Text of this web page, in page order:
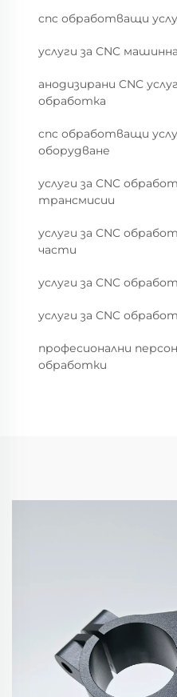
cnc обработващи
услуги за CNC
анодизирани CNC
обработка
cnc обработващи
оборудване
услуги за CNC
трансмисии
услуги за CNC
части
услуги за CNC
услуги за CNC
професионални
обработки